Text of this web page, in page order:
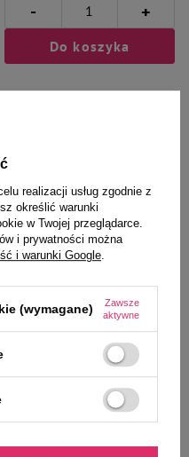
- +
Do koszyka
dla
czworonoga
Trixie Muzzle Flex kaganiec dla
psa silikonowy czarny L–XL
Do koszyka
realizacji usług zgodnie z
określić warunki
w Twojej przeglądarce.
i prywatności można
i warunki Google.
(wymagane)
Zawsze
aktywne